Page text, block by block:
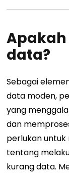
data?
Sebagai
data moden,
yang
dan
perlukan untuk
tentang
kurang data.